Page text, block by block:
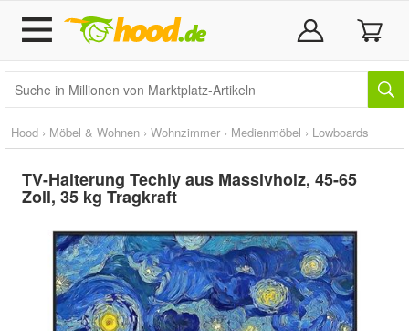
Hood › Möbel & Wohnen › Wohnzimmer › Medienmöbel › Lowboards
TV-Halterung Techly aus Massivholz, 45-65
Zoll, 35 kg Tragkraft